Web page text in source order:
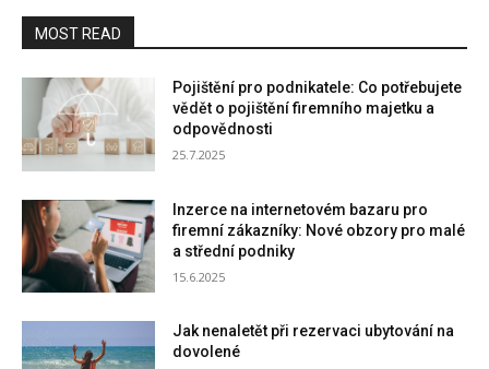
MOST READ
Pojištění pro podnikatele: Co potřebujete
vědět o pojištění firemního majetku a
odpovědnosti
25.7.2025
Inzerce na internetovém bazaru pro
firemní zákazníky: Nové obzory pro malé
a střední podniky
15.6.2025
Jak nenaletět při rezervaci ubytování na
dovolené